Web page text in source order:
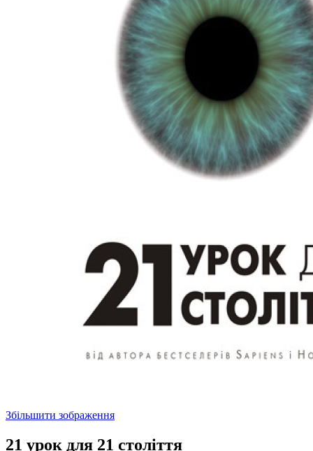
Збільшити зображення
21 урок для 21 століття